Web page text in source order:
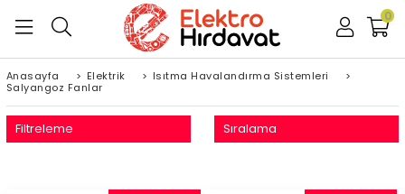
0
Anasayfa > Elektrik > Isıtma Havalandırma Sistemleri
>
Salyangoz Fanlar
Filtreleme Sıralama